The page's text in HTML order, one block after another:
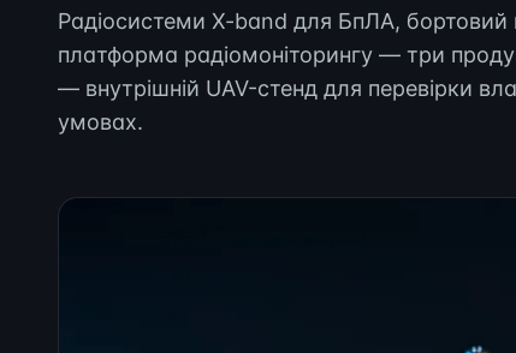
Радіосистеми X-band для БпЛА, бортовий
платформа радіомоніторингу — три
— внутрішній UAV-стенд для перевірки
умовах.